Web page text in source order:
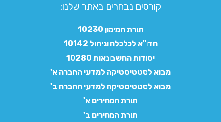
קורסים נבחרים באתר שלנו:​
תורת המימון 10230
חדו"א לכלכלה וניהול 10142
יסודות החשבונאות 10280
מבוא לסטטיסטיקה למדעי החברה א'
מבוא לסטטיסטיקה למדעי החברה ב'
תורת המחירים א'
תורת המחירים ב'